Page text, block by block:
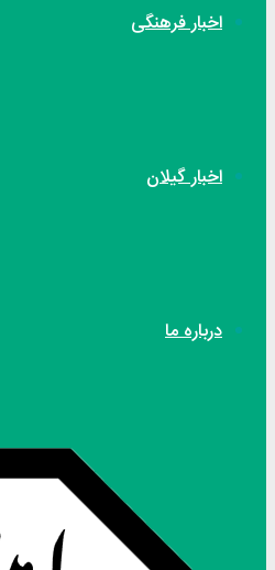
اخبار فرهنگی
اخبار گیلان
درباره ما